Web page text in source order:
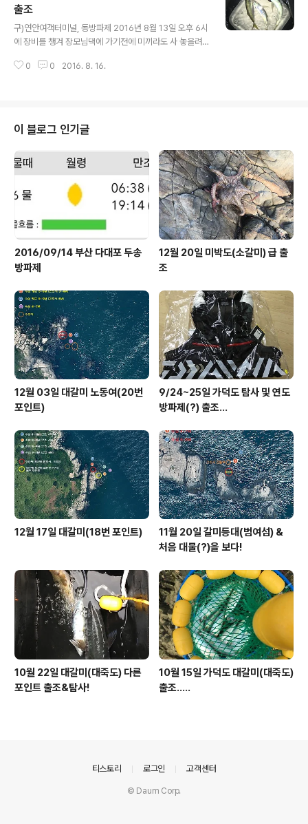
터 딸래미와 와이프 데리고 드라이브(?)겸 가덕도 탐사를..
시작합니다. 일단 하고잽이님 블로그에서 기도원 가는길을
읽은 후 기도원 가는길중 험한길로 가 봅니다. 정말.. 맞은
헐.... 다행히 맨끝에 갔을때 만나서...다행이었습니..
출조
구)연안여객터미널, 동방파제 2016년 8월 13일 오후 6시
에 장비를 챙겨 장모님댁에 가기전에 미끼라도 사 놓을려
염에 나오지 않아... 문을 닫고 직접 구하러 가셨다는. 펫말
고등어 카드채비, 청개비(근데 사장님께서 잘못 알아들으
셨는지... 홍개비를), 크릴 구입 후 장모님댁으로 출발... 저
녁 먹고 다른분들은 다 마트가시고 저 혼자.. 구)연안여객터
미널로 출발~~~~ 하지만.. 저번주 토요일 오후 9시 이후
에 갔을때에는 문이 열려있던 연안여객터미널이.. 문을 닫
았네요. 허..
0 0 2016. 8. 16.
이 블로그 인기글
2016/09/14 부산 다대포 두송
방파제
12월 20일 미박도(소갈미) 급 출
조
12월 03일 대갈미 노동여(20번
포인트)
9/24~25일 가덕도 탐사 및 연도
방파제(?) 출조...
12월 17일 대갈미(18번 포인트)
11월 20일 갈미등대(범여섬) &
처음 대물(?)을 보다!
10월 22일 대갈미(대죽도) 다른
포인트 출조&탐사!
10월 15일 가덕도 대갈미(대죽도)
출조.....
티스토리 로그인 고객센터
© Daum Corp.